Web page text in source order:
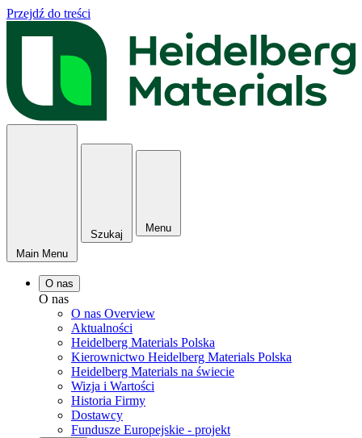
Przejdź do treści
Main Menu
Szukaj
Menu
O nas
O nas
O nas Overview
Aktualności
Heidelberg Materials Polska
Kierownictwo Heidelberg Materials Polska
Heidelberg Materials na świecie
Wizja i Wartości
Historia Firmy
Dostawcy
Fundusze Europejskie - projekt